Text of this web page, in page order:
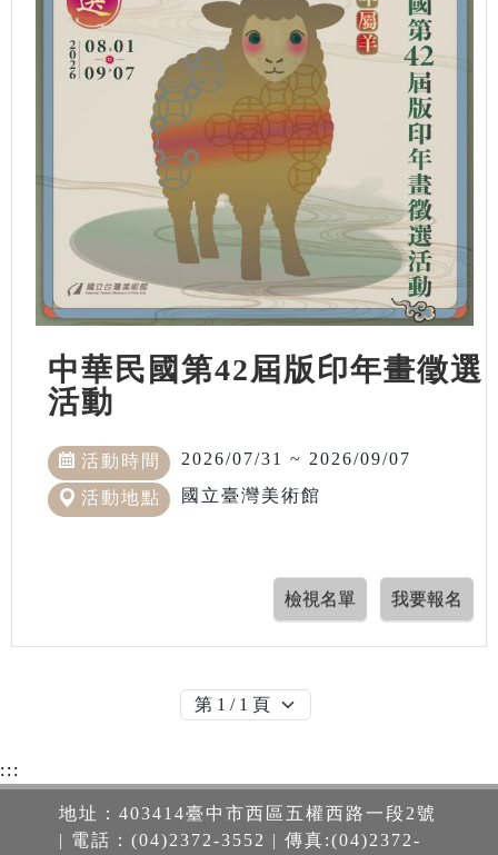
中華民國第42屆版印年畫徵選
活動
活動時間 2026/07/31 ~ 2026/09/07
活動地點 國立臺灣美術館
:::
地址：403414臺中市西區五權西路一段2號
| 電話：(04)2372-3552 | 傳真:(04)2372-